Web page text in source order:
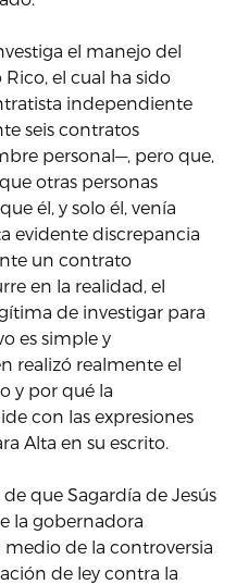
el manejo del
el cual ha sido
independiente
seis contratos
personal—, pero que,
otras personas
él, y solo él, venía
evidente discrepancia
un contrato
en la realidad, el
de investigar para
es simple y
realizó realmente el
y por qué la
con las expresiones
Alta en su escrito.
que Sagardía de Jesús
la gobernadora
de la controversia
de ley contra la